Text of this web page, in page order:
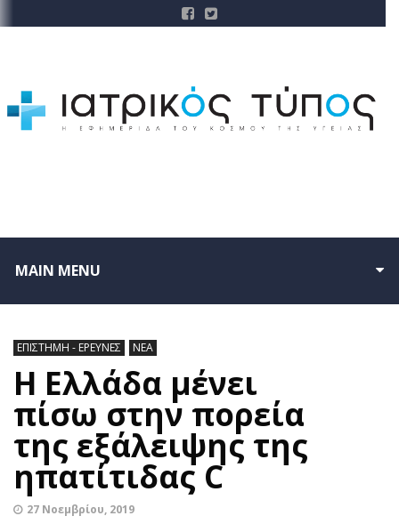
MAIN MENU
ΕΠΙΣΤΗΜΗ - ΕΡΕΥΝΕΣ ΝΕΑ
Η Ελλάδα μένει
πίσω στην πορεία
της εξάλειψης της
ηπατίτιδας C
27 Νοεμβρίου, 2019